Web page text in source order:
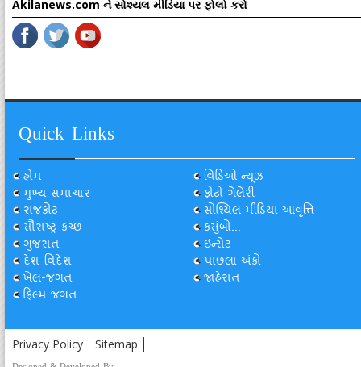
Akilanews.com ને સોશ્યલ મીડિયા પર ફોલો કરો
Quick Links
હોમ
મુખ્ય સમાચાર
રાજકોટ
સૌરાષ્ટ્ર-કચ્છ
ગુજરાત
દેશ-વિદેશ
ખેલ-જગત
ફિલ્મ જગત
વિડિઓ ન્યૂઝ
ફોટો ગેલેરી
સોશ્યિલ મીડિયા આવૃત્તિ
કસુંબો...
ઇન્સેટ
પાછલા અંકો
જાહેરાત
Privacy Policy Sitemap